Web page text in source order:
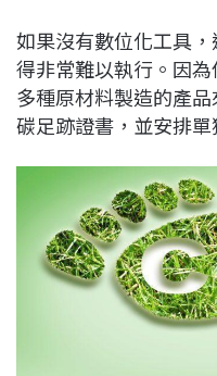
如果沒有數位化工具
得非常難以執行。因
多種原材料製造的產
碳足跡證書，並安排單